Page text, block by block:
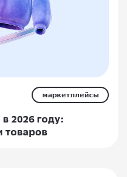
маркетплейсы
2026 году:
товаров